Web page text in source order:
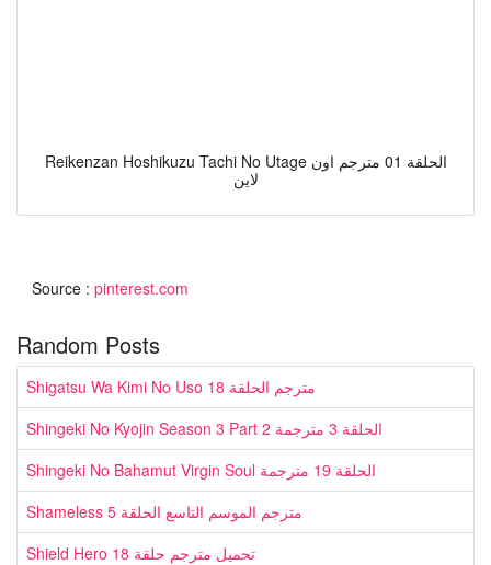
Reikenzan Hoshikuzu Tachi No Utage الحلقة 01 مترجم اون
لاين
Source : pinterest.com
Random Posts
Shigatsu Wa Kimi No Uso مترجم الحلقة 18
Shingeki No Kyojin Season 3 Part 2 الحلقة 3 مترجمة
Shingeki No Bahamut Virgin Soul الحلقة 19 مترجمة
Shameless مترجم الموسم التاسع الحلقة 5
Shield Hero تحميل مترجم حلقة 18